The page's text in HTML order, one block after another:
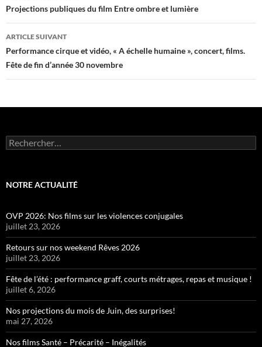
des
articles
Projections publiques du film Entre ombre et lumière
ARTICLE SUIVANT
Performance cirque et vidéo, « A échelle humaine », concert, films.
Fête de fin d’année 30 novembre
Rechercher :
NOTRE ACTUALITÉ
OVP 2026: Nos films sur les violences conjugales
juillet 23, 2026
Retours sur nos weekend Rêves 2026
juillet 23, 2026
Fête de l’été : performance graff, courts métrages, repas et musique !
juillet 6, 2026
Nos projections du mois de Juin, des surprises!
mai 27, 2026
Nos films Santé – Précarité – Inégalités